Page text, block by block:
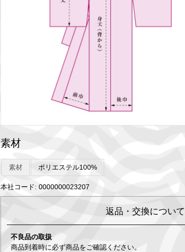
素材
素材 ポリエステル100%
本社コード: 0000000023207
返品・交換について
不良品の取扱
商品到着時に必ず商品をご確認ください。